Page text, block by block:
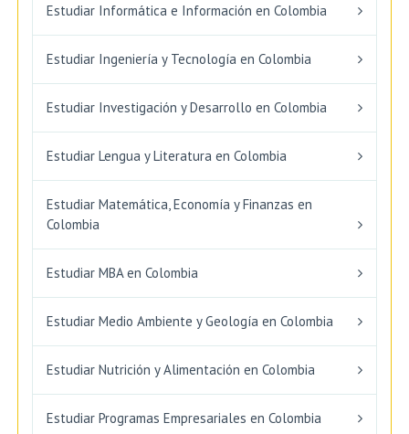
Estudiar Informática e Información en Colombia
Estudiar Ingeniería y Tecnología en Colombia
Estudiar Investigación y Desarrollo en Colombia
Estudiar Lengua y Literatura en Colombia
Estudiar Matemática, Economía y Finanzas en
Colombia
Estudiar MBA en Colombia
Estudiar Medio Ambiente y Geología en Colombia
Estudiar Nutrición y Alimentación en Colombia
Estudiar Programas Empresariales en Colombia